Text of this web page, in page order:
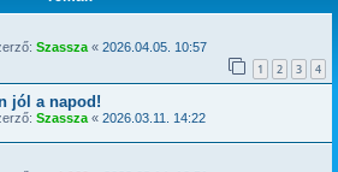
Szassza « 2026.04.05. 10:57
1 2 3 4
jól a napod!
Szassza « 2026.03.11. 14:22